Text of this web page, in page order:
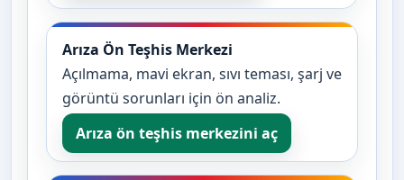
Arıza Ön Teşhis Merkezi
Açılmama, mavi ekran, sıvı teması, şarj ve
görüntü sorunları için ön analiz.
Arıza ön teşhis merkezini aç